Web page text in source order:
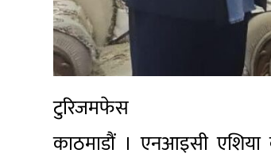
टुरिजमफेस
काठमाडौं । एनआइसी